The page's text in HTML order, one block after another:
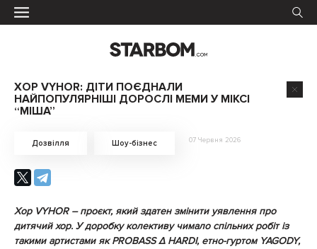
ХОР VYHOR: ДІТИ ПОЄДНАЛИ
НАЙПОПУЛЯРНІШІ ДОРОСЛІ МЕМИ У МІКСІ
“МІША”
Дозвілля Шоу-бізнес 07 Червня 2026
Хор VYHOR – проєкт, який здатен змінити уявлення про
дитячий хор. У доробку колективу чимало спільних робіт із
такими артистами як PROBASS ∆ HARDI, етно-гуртом YAGODY,